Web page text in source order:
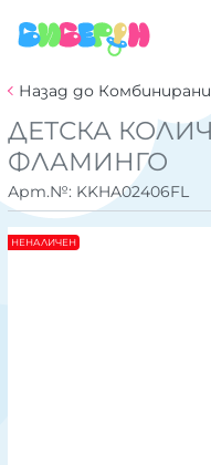
Назад до
ДЕТСКА
ФЛАМИНГО
Арт.№: KKHA02406FL
НЕНАЛИЧЕН